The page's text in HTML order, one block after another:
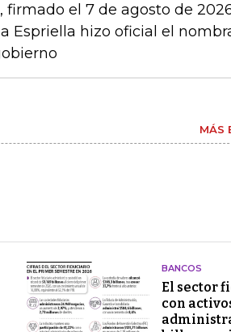
firmado el 7 de agosto de
Espriella hizo oficial el
MÁS
BANCOS
El sector
con